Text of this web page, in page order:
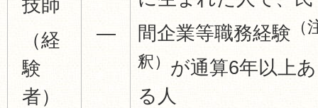
（経
験
者）
―
間企業等職務経験 （
釈） が通算6年以上あ
る人